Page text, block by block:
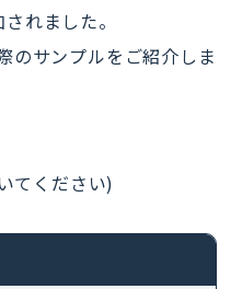
れました。
のサンプルをご紹介しま
てください)